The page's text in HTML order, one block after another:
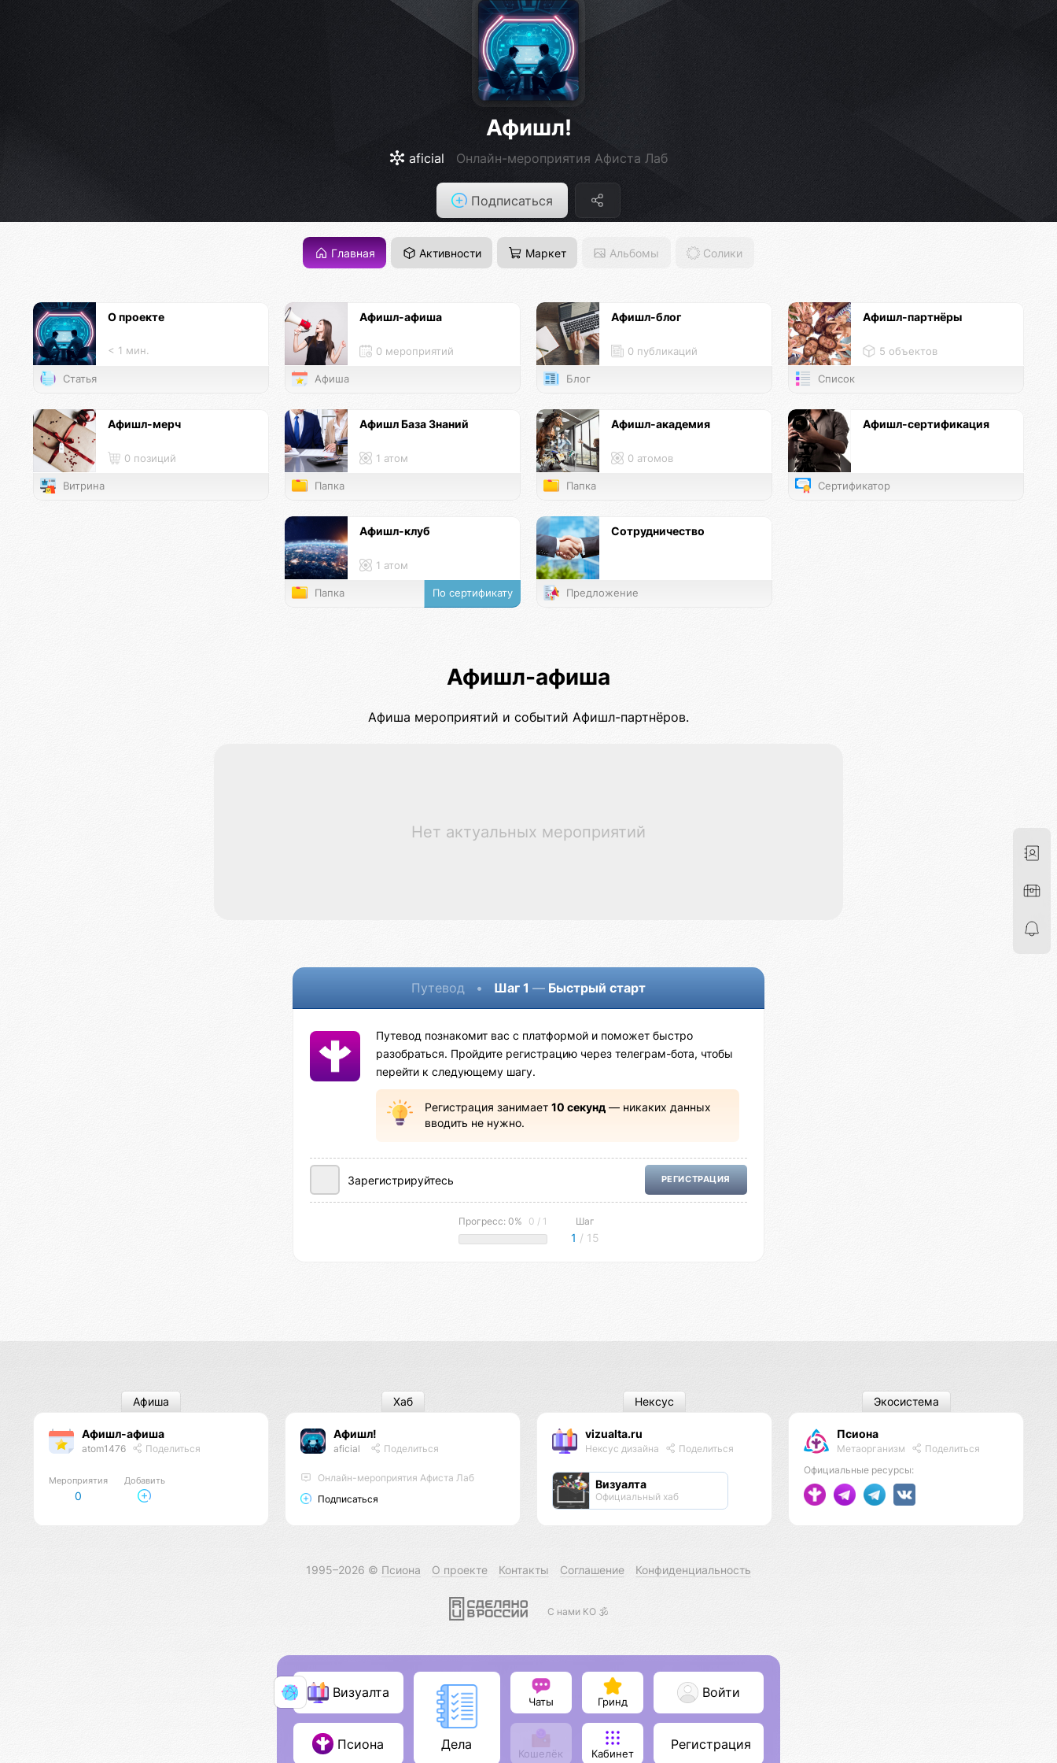
Афишл!
aficial Онлайн-мероприятия Афиста Лаб
Подписаться
Главная Активности Маркет Альбомы Солики
О проекте
< 1 мин.
Статья
Афишл-афиша
0 мероприятий
Афиша
Афишл-блог
0 публикаций
Блог
Афишл-партнёры
5 объектов
Список
Афишл-мерч
0 позиций
Витрина
Афишл База Знаний
1 атом
Папка
Афишл-академия
0 атомов
Папка
Афишл-сертификация
Сертификатор
Афишл-клуб
1 атом
Папка По сертификату
Сотрудничество
Предложение
Афишл-афиша
Афиша мероприятий и событий Афишл-партнёров.
Нет актуальных мероприятий
Путевод • Шаг 1 — Быстрый старт
Путевод познакомит вас с платформой и поможет быстро
разобраться. Пройдите регистрацию через телеграм-бота, чтобы
перейти к следующему шагу.
Регистрация занимает 10 секунд— никаких данных
вводить не нужно.
Зарегистрируйтесь РЕГИСТРАЦИЯ
Прогресс: 0% 0 / 1 Шаг
1 / 15
Афишл-афиша
atom1476 Поделиться
Мероприятия
0
Добавить
Афиша
Афишл!
aficial Поделиться
Онлайн-мероприятия Афиста Лаб
Подписаться
Хаб
vizualta.ru
Нексус дизайна Поделиться
Визуалта
Официальный хаб
Нексус
Псиона
Метаорганизм
Поделиться
Официальные ресурсы:
Экосистема
1995–2026 © Псиона О проекте Контакты Соглашение Конфиденциальность
С нами КО 🕉️
Визуалта
Псиона Дела
Чаты Гринд
Кошелёк Кабинет
Войти
Регистрация